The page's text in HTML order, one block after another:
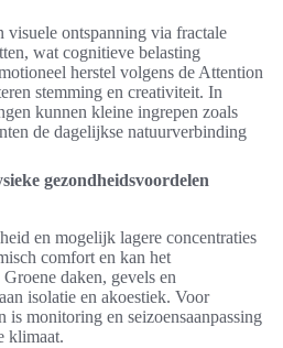
visuele ontspanning via fractale
wat cognitieve belasting
herstel volgens de Attention
stemming en creativiteit. In
kunnen kleine ingrepen zoals
de dagelijkse natuurverbinding
gezondheidsvoordelen
en mogelijk lagere concentraties
comfort en kan het
daken, gevels en
isolatie en akoestiek. Voor
is monitoring en seizoensaanpassing
klimaat.